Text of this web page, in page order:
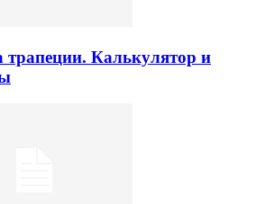
трапеции. Калькулятор и